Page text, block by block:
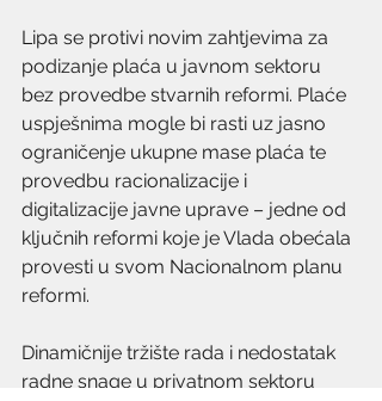
Lipa se protivi novim zahtjevima za
podizanje plaća u javnom sektoru
bez provedbe stvarnih reformi. Plaće
uspješnima mogle bi rasti uz jasno
ograničenje ukupne mase plaća te
provedbu racionalizacije i
digitalizacije javne uprave – jedne od
ključnih reformi koje je Vlada obećala
provesti u svom Nacionalnom planu
reformi.
Dinamičnije tržište rada i nedostatak
radne snage u privatnom sektoru